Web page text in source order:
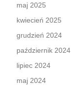
maj 2025
kwiecień 2025
grudzień 2024
październik 2024
lipiec 2024
maj 2024